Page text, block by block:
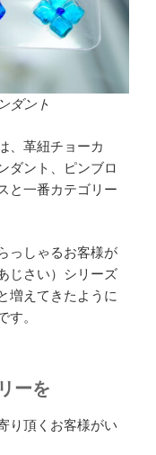
ダント
、革紐チョーカ
ダント、ピンブロ
と一番カテゴリー
っしゃるお客様が
じさい）シリーズ
増えてきたように
す。
ーを
り頂くお客様がい